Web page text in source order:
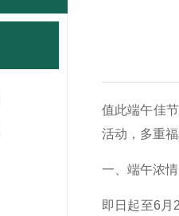
值此端午佳
活动，多重
一、端午浓
即日起至6月